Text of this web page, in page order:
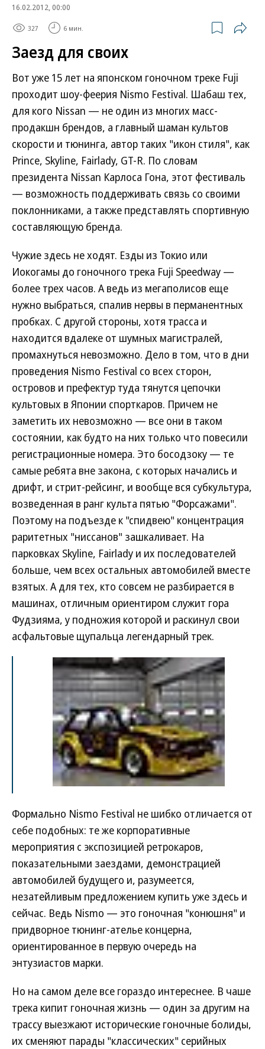
16.02.2012, 00:00
327 6 мин.
Заезд для своих
Вот уже 15 лет на японском гоночном треке Fuji
проходит шоу-феерия Nismo Festival. Шабаш тех,
для кого Nissan — не один из многих масс-
продакшн брендов, а главный шаман культов
скорости и тюнинга, автор таких "икон стиля", как
Prince, Skyline, Fairlady, GT-R. По словам
президента Nissan Карлоса Гона, этот фестиваль
— возможность поддерживать связь со своими
поклонниками, а также представлять спортивную
составляющую бренда.
Чужие здесь не ходят. Езды из Токио или
Иокогамы до гоночного трека Fuji Speedway —
более трех часов. А ведь из мегаполисов еще
нужно выбраться, спалив нервы в перманентных
пробках. С другой стороны, хотя трасса и
находится вдалеке от шумных магистралей,
промахнуться невозможно. Дело в том, что в дни
проведения Nismo Festival со всех сторон,
островов и префектур туда тянутся цепочки
культовых в Японии спорткаров. Причем не
заметить их невозможно — все они в таком
состоянии, как будто на них только что повесили
регистрационные номера. Это босодзоку — те
самые ребята вне закона, с которых начались и
дрифт, и стрит-рейсинг, и вообще вся субкультура,
возведенная в ранг культа пятью "Форсажами".
Поэтому на подъезде к "спидвею" концентрация
раритетных "ниссанов" зашкаливает. На
парковках Skyline, Fairlady и их последователей
больше, чем всех остальных автомобилей вместе
взятых. А для тех, кто совсем не разбирается в
машинах, отличным ориентиром служит гора
Фудзияма, у подножия которой и раскинул свои
асфальтовые щупальца легендарный трек.
Формально Nismo Festival не шибко отличается от
себе подобных: те же корпоративные
мероприятия с экспозицией ретрокаров,
показательными заездами, демонстрацией
автомобилей будущего и, разумеется,
незатейливым предложением купить уже здесь и
сейчас. Ведь Nismo — это гоночная "конюшня" и
придворное тюнинг-ателье концерна,
ориентированное в первую очередь на
энтузиастов марки.
Но на самом деле все гораздо интереснее. В чаше
трека кипит гоночная жизнь — один за другим на
трассу выезжают исторические гоночные болиды,
их сменяют парады "классических" серийных